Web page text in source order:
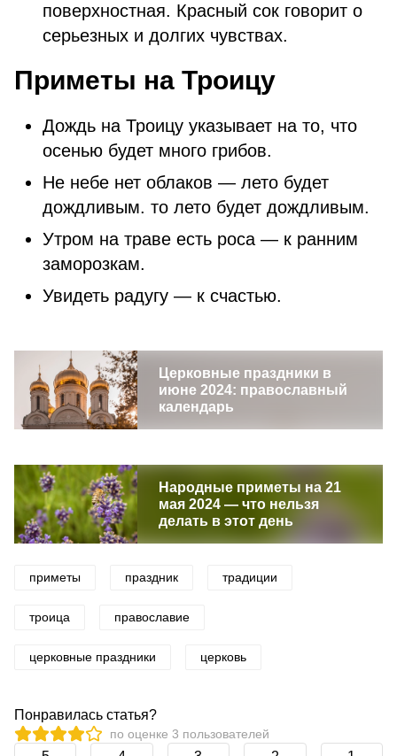
поверхностная. Красный сок говорит о
серьезных и долгих чувствах.
Приметы на Троицу
Дождь на Троицу указывает на то, что
осенью будет много грибов.
Не небе нет облаков — лето будет
дождливым. то лето будет дождливым.
Утром на траве есть роса — к ранним
заморозкам.
Увидеть радугу — к счастью.
Церковные праздники в
июне 2024: православный
календарь
Народные приметы на 21
мая 2024 — что нельзя
делать в этот день
приметы праздник традиции
троица православие
церковные праздники церковь
Понравилась статья?
по оценке 3 пользователей